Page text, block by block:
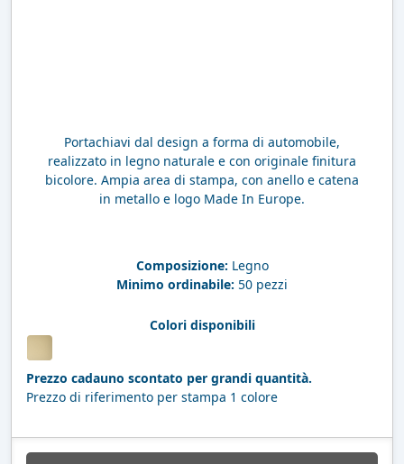
Portachiavi dal design a forma di automobile,
realizzato in legno naturale e con originale finitura
bicolore. Ampia area di stampa, con anello e catena
in metallo e logo Made In Europe.
Composizione: Legno
Minimo ordinabile: 50 pezzi
Colori disponibili
Prezzo cadauno scontato per grandi quantità.
Prezzo di riferimento per stampa 1 colore